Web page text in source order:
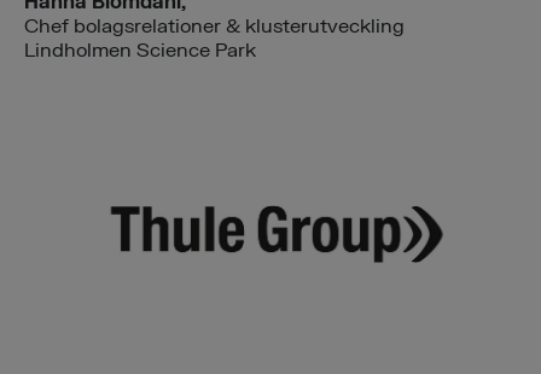
Chef bolagsrelationer & klusterutveckling
Lindholmen Science Park